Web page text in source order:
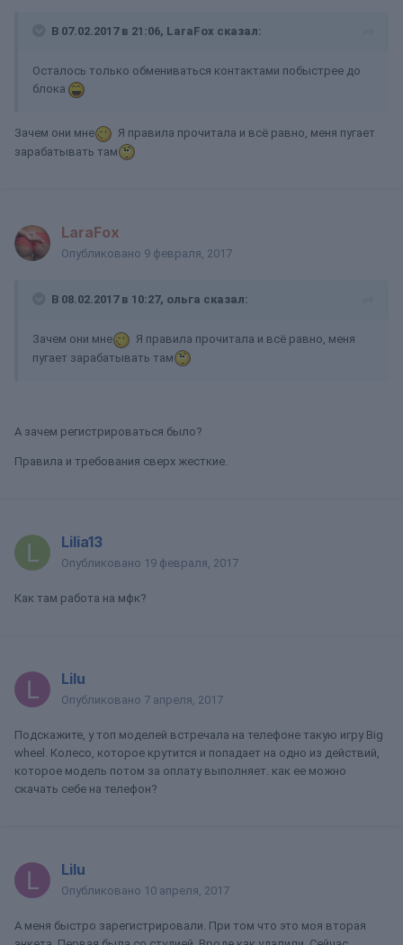
В 07.02.2017 в 21:06, LaraFox сказал:
Осталось только обмениваться контактами побыстрее до
блока
Зачем они мне
Я правила прочитала и всё равно, меня пугает
зарабатывать там
LaraFox
Опубликовано 9 февраля, 2017
В 08.02.2017 в 10:27, ольга сказал:
Зачем они мне
Я правила прочитала и всё равно, меня
пугает зарабатывать там
А зачем регистрироваться было?
Правила и требования сверх жесткие.
Lilia13
Опубликовано 19 февраля, 2017
Как там работа на мфк?
Lilu
Опубликовано 7 апреля, 2017
Подскажите, у топ моделей встречала на телефоне такую игру Big
wheel. Колесо, которое крутится и попадает на одно из действий,
которое модель потом за оплату выполняет. как ее можно
скачать себе на телефон?
Lilu
Опубликовано 10 апреля, 2017
А меня быстро зарегистрировали. При том что это моя вторая